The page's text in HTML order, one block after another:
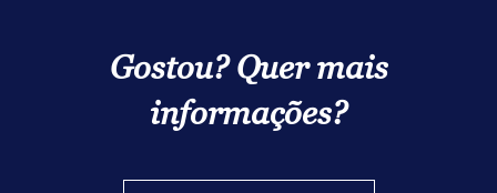
Gostou? Quer mais
informações?